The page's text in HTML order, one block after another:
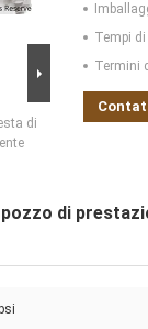
di
Tempi
Termini
di